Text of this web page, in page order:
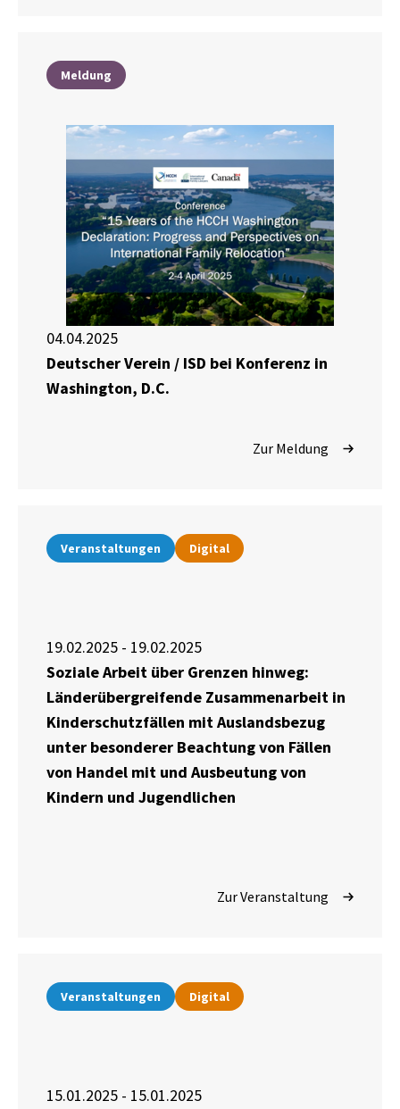
Meldung
04.04.2025
Deutscher Verein / ISD bei Konferenz in
Washington, D.C.
Zur Meldung
Veranstaltungen Digital
19.02.2025 - 19.02.2025
Soziale Arbeit über Grenzen hinweg:
Länderübergreifende Zusammenarbeit in
Kinderschutzfällen mit Auslandsbezug
unter besonderer Beachtung von Fällen
von Handel mit und Ausbeutung von
Kindern und Jugendlichen
Zur Veranstaltung
Veranstaltungen Digital
15.01.2025 - 15.01.2025